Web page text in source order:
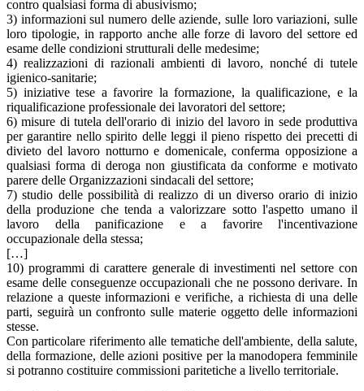
contro qualsiasi forma di abusivismo;
3) informazioni sul numero delle aziende, sulle loro variazioni, sulle
loro tipologie, in rapporto anche alle forze di lavoro del settore ed
esame delle condizioni strutturali delle medesime;
4) realizzazioni di razionali ambienti di lavoro, nonché di tutele
igienico-sanitarie;
5) iniziative tese a favorire la formazione, la qualificazione, e la
riqualificazione professionale dei lavoratori del settore;
6) misure di tutela dell'orario di inizio del lavoro in sede produttiva
per garantire nello spirito delle leggi il pieno rispetto dei precetti di
divieto del lavoro notturno e domenicale, conferma opposizione a
qualsiasi forma di deroga non giustificata da conforme e motivato
parere delle Organizzazioni sindacali del settore;
7) studio delle possibilità di realizzo di un diverso orario di inizio
della produzione che tenda a valorizzare sotto l'aspetto umano il
lavoro della panificazione e a favorire l'incentivazione
occupazionale della stessa;
[…]
10) programmi di carattere generale di investimenti nel settore con
esame delle conseguenze occupazionali che ne possono derivare. In
relazione a queste informazioni e verifiche, a richiesta di una delle
parti, seguirà un confronto sulle materie oggetto delle informazioni
stesse.
Con particolare riferimento alle tematiche dell'ambiente, della salute,
della formazione, delle azioni positive per la manodopera femminile
si potranno costituire commissioni paritetiche a livello territoriale.